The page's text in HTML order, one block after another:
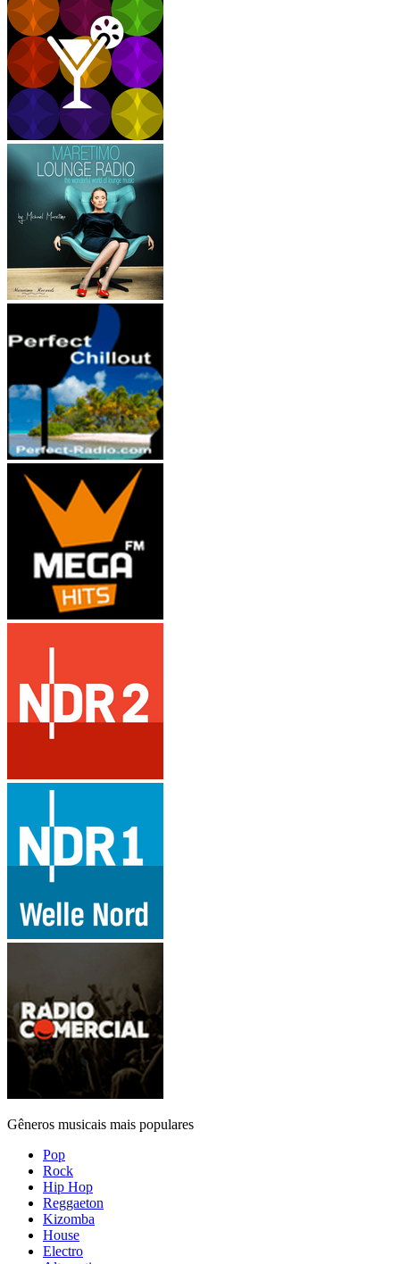
Gêneros musicais mais populares
Pop
Rock
Hip Hop
Reggaeton
Kizomba
House
Electro